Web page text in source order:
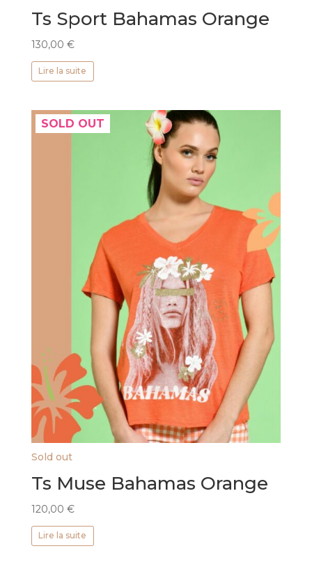
Ts Sport Bahamas Orange
130,00 €
Lire la suite
SOLD OUT
Sold out
Ts Muse Bahamas Orange
120,00 €
Lire la suite